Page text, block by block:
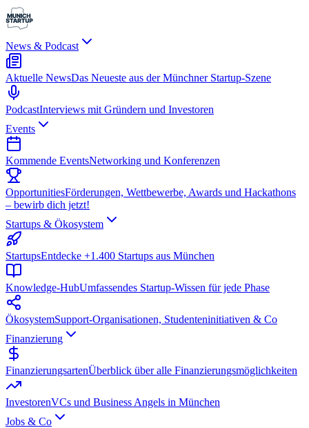
News & Podcast
Aktuelle NewsDas Neueste aus der Münchner Startup-Szene
PodcastInterviews mit Gründern und Investoren
Events
Kommende EventsNetworking und Konferenzen
OpportunitiesFörderungen, Wettbewerbe, Awards und Hackathons
– bewirb dich jetzt!
Startups & Ökosystem
StartupsEntdecke +1.400 Startups aus München
Knowledge-HubUmfassendes Startup-Wissen für jede Phase
ÖkosystemSupport-Organisationen, Studenteninitiativen & Co
Finanzierung
FinanzierungsartenÜberblick über alle Finanzierungsmöglichkeiten
InvestorenVCs und Business Angels in München
Jobs & Co